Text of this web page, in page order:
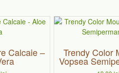
Calcaie – Trendy Color
Vopsea
Acest
mai
multe